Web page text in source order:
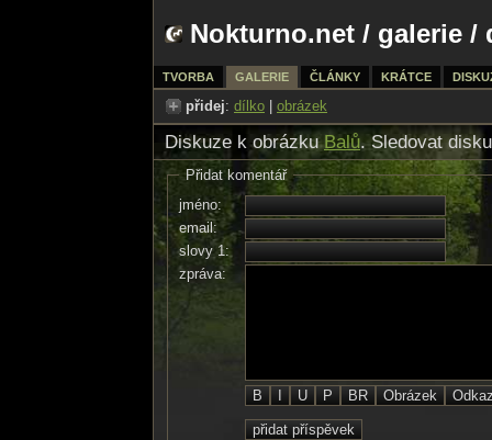
Nokturno.net / galerie /
TVORBA GALERIE ČLÁNKY KRÁTCE
přidej: dílko obrázek
Diskuze k obrázkuBalů. Sledovat
Přidat komentář
jméno:
email:
slovy 1:
zpráva: